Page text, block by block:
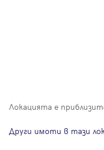
Локацията е
Други имоти в тази